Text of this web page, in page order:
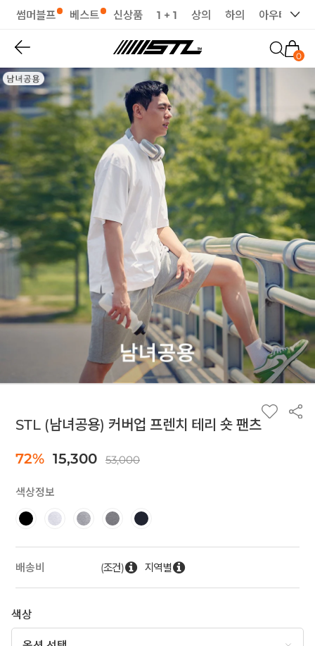
썸머블프 베스트 신상품 1 + 1 상의 하의 아우터
0
STL (남녀공용) 커버업 프렌치 테리 숏 팬츠
72% 15,300 53,000
색상정보
배송비 (조건) 지역별
색상